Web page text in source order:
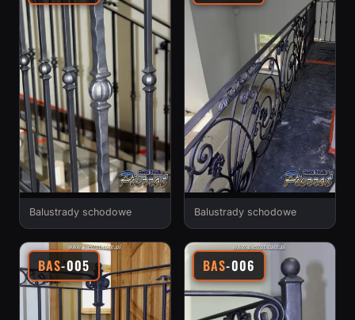
Balustrady schodowe Balustrady schodowe
BAS-005 BAS-006